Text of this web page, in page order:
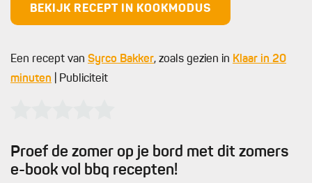
BEKIJK RECEPT IN KOOKMODUS
Een recept van Syrco Bakker, zoals gezien in Klaar in 20
minuten | Publiciteit
Proef de zomer op je bord met dit zomers
e-book vol bbq recepten!